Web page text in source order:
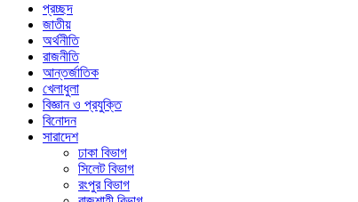
প্রচ্ছদ
জাতীয়
অর্থনীতি
রাজনীতি
আন্তর্জাতিক
খেলাধুলা
বিজ্ঞান ও প্রযুক্তি
বিনোদন
সারাদেশ
ঢাকা বিভাগ
সিলেট বিভাগ
রংপুর বিভাগ